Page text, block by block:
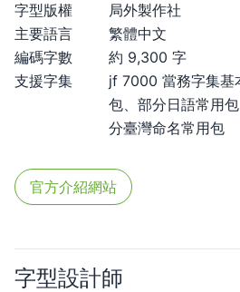
字型版權
局外製作社
主要語言
繁體中文
編碼字數
約 9,300 字
支援字集
jf 7000 當務字集基
包、部分日語常用
分臺灣命名常用包
官方介紹網站
字型設計師